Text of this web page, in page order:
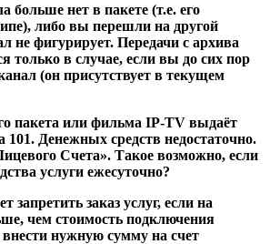
больше нет в пакете (т.е. его
либо вы перешли на другой
не фигурирует. Передачи с архива
только в случае, если вы до сих пор
(он присутствует в текущем
пакета или фильма IP-TV выдаёт
Денежных средств недостаточно.
Счета». Такое возможно, если
услуги ежесуточно?
запретить заказ услуг, если на
чем стоимость подключения
нужную сумму на счет